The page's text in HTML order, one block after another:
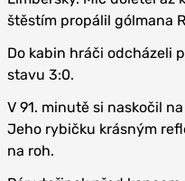
štěstím propálil gólmana
Do kabin hráči odcházeli
stavu 3:0.
V 91. minutě si naskočil
Jeho rybičku krásným
na roh.